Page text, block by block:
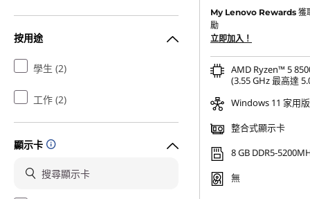
按用途
學生 (2)
工作 (2)
顯示卡
My Lenovo Rewards 獲
勵
立即加入！
AMD Ryzen™ 5
(3.55 GHz 最高達
Windows 11 家用
整合式顯示卡
8 GB DDR5-
無